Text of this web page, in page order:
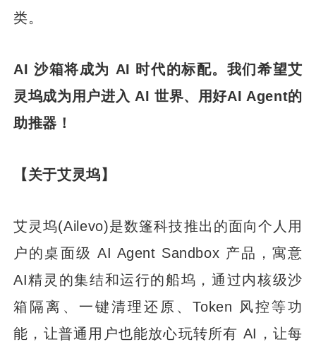
类。
AI 沙箱将成为 AI 时代的标配。我们希望艾
灵坞成为用户进入 AI 世界、用好AI Agent的
助推器！
【关于艾灵坞】
艾灵坞(Ailevo)是数篷科技推出的面向个人用
户的桌面级 AI Agent Sandbox 产品，寓意
AI精灵的集结和运行的船坞，通过内核级沙
箱隔离、一键清理还原、Token 风控等功
能，让普通用户也能放心玩转所有 AI，让每